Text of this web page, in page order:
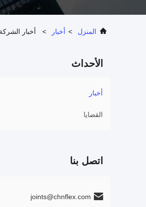
المنزل > أخبار > أخبار
الأحداث
أخبار
القضايا
اتصل بنا
joints@chnflex.com